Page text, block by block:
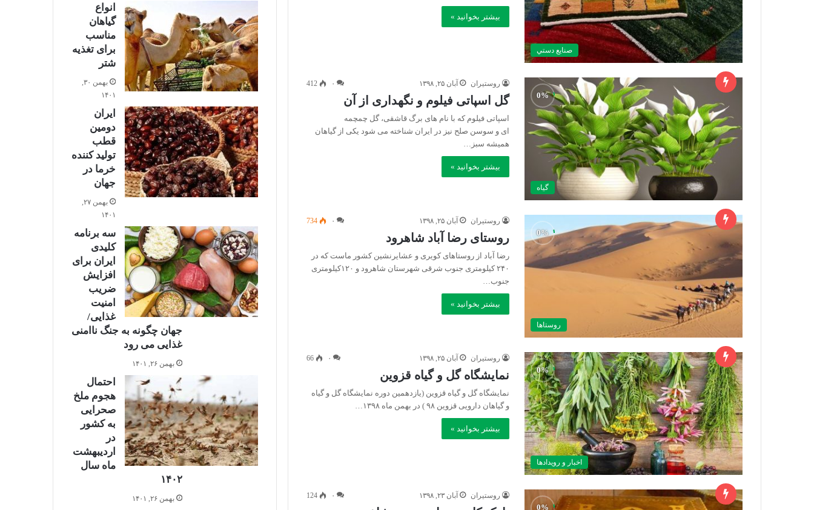
صنايع دستي
بیشتر بخوانید »
گياه
روستیران آبان ۲۵, ۱۳۹۸ ۰ 412
گل اسپاتی فیلوم و نگهداری از آن
اسپاتی فیلوم که با نام های برگ قاشقی، گل چمچمه
ای و سوسن صلح نیز در ایران شناخته می شود یکی از گیاهان
همیشه سبز…
بیشتر بخوانید »
روستاها
روستیران آبان ۲۵, ۱۳۹۸ ۰ 734
روستای رضا آباد شاهرود
رضا آباد از روستاهای کویری و عشايرنشين کشور ماست که در
۲۴۰ کيلومتری جنوب شرقی شهرستان شاهرود و ۱۲۰کيلومتری
جنوب…
بیشتر بخوانید »
اخبار و رویدادها
روستیران آبان ۲۵, ۱۳۹۸ ۰ 66
نمایشگاه گل و گیاه قزوین
نمایشگاه گل و گیاه قزوین (یازدهمین دوره نمایشگاه گل و گیاه
و گیاهان دارویی قزوین ۹۸ ) در بهمن ماه ۱۳۹۸…
بیشتر بخوانید »
روستیران آبان ۲۳, ۱۳۹۸ ۰ 124
0%
انواع
گیاهان
مناسب
برای تغذیه
شتر
بهمن ۳۰,
۱۴۰۱
0%
ایران
دومین
قطب
تولید کننده
خرما در
جهان
بهمن ۲۷,
۱۴۰۱
0%
سه برنامه
کلیدی
ایران برای
افزایش
ضریب
امنیت
غذایی/
جهان چگونه به جنگ ناامنی
غذایی می رود
بهمن ۲۶, ۱۴۰۱
0%
احتمال
هجوم ملخ
صحرایی
به کشور
در
اردیبهشت
ماه سال
۱۴۰۲
بهمن ۲۶, ۱۴۰۱